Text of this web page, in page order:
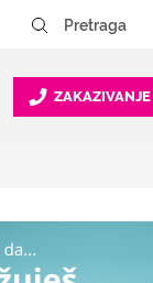
ZAKAZIVANJE